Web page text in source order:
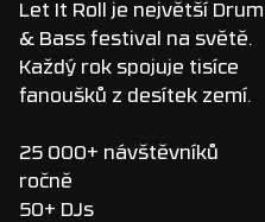
Let It Roll je největší Drum
& Bass festival na světě.
Každý rok spojuje tisíce
fanoušků z desítek zemí.
25 000+ návštěvníků
ročně
50+ DJs